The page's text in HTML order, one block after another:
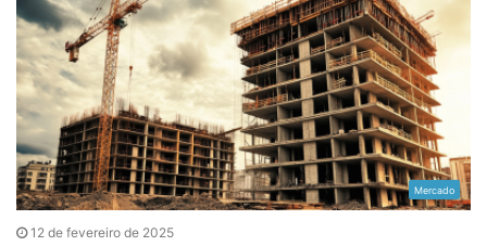
Mercado
12 de fevereiro de 2025